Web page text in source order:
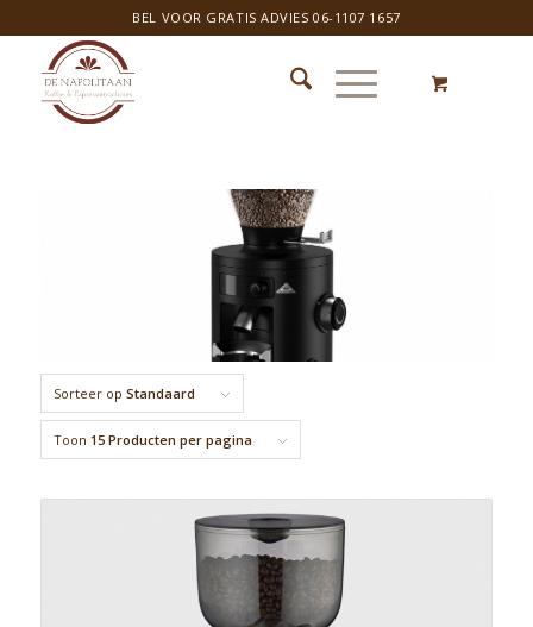
BEL VOOR GRATIS ADVIES 06-1107 1657
Sorteer op Standaard
Toon 15 Producten per pagina